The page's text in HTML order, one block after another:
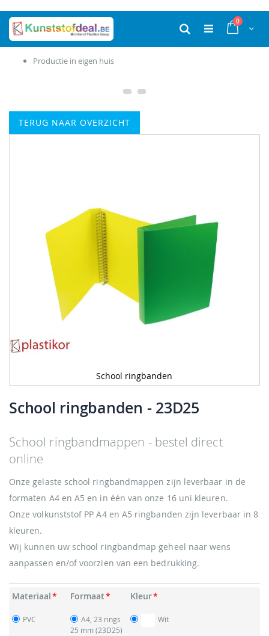
Ga
naar
inhoud
Cart
0producten
Zoek
Productie in eigen huis
TERUG NAAR OVERZICHT
School ringbanden
naar
het
de
afbeeldingen-
School ringbanden - 23D25
School ringbandmappen - bestel direct
online
Onze gelaste school ringbandmappen zijn leverbaar in de
formaten A4 en A5 en in één van onze 16 uni kleuren.
Onze volkunststof PP A4 en A5 ringbanden zijn leverbaar in 8
kleuren.
Wij kunnen uw school ringbandmap geheel naar wens
aanpassen en/of voorzien van een bedrukking.
Materiaal
PVC
Formaat
A4, 23 rings
25 mm (23D25)
Kleur
Wit